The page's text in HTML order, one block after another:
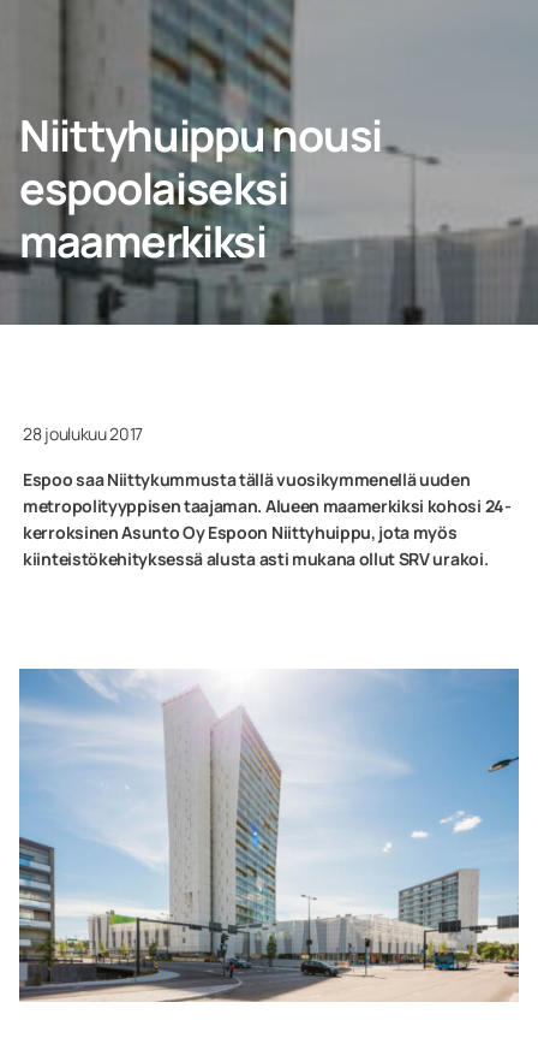
Ammattilaisille
Niittyhuippu nousi
espoolaiseksi
maamerkiksi
28 joulukuu 2017
Espoo saa Niittykummusta tällä vuosikymmenellä uuden
metropolityyppisen taajaman. Alueen maamerkiksi kohosi 24-
kerroksinen Asunto Oy Espoon Niittyhuippu, jota myös
kiinteistökehityksessä alusta asti mukana ollut SRV urakoi.